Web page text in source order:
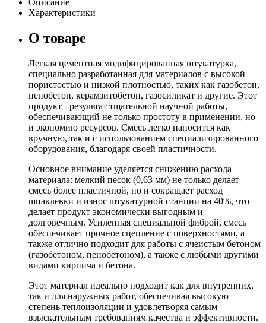
Описание
Характеристики
О товаре
Легкая цементная модифицированная штукатурка,
специально разработанная для материалов с высокой
пористостью и низкой плотностью, таких как газобетон,
пенобетон, керамзитобетон, газосиликат и другие. Этот
продукт - результат тщательной научной работы,
обеспечивающий не только простоту в применении, но
и экономию ресурсов. Смесь легко наносится как
вручную, так и с использованием специализированного
оборудования, благодаря своей пластичности.
Основное внимание уделяется снижению расхода
материала: мелкий песок (0,63 мм) не только делает
смесь более пластичной, но и сокращает расход
шпаклевки и износ штукатурной станции на 40%, что
делает продукт экономически выгодным и
долговечным. Усиленная специальной фиброй, смесь
обеспечивает прочное сцепление с поверхностями, а
также отлично подходит для работы с ячеистым бетоном
(газобетоном, пенобетоном), а также с любыми другими
видами кирпича и бетона.
Этот материал идеально подходит как для внутренних,
так и для наружных работ, обеспечивая высокую
степень теплоизоляции и удовлетворяя самым
взыскательным требованиям качества и эффективности.